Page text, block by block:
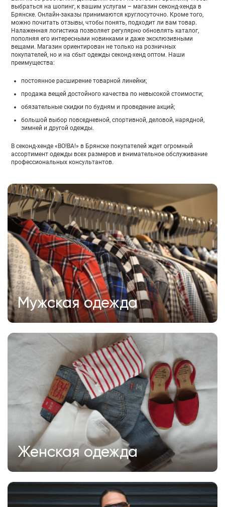
выбраться на шопинг, к вашим услугам – магазин секонд-хенда в
Брянске. Онлайн-заказы принимаются круглосуточно. Кроме того,
можно почитать отзывы, чтобы понять, подходит ли вам товар.
Налаженная логистика позволяет регулярно обновлять каталог,
пополняя его интересными новинками и даже эксклюзивными
вещами. Магазин ориентирован не только на розничных
покупателей, но и на сбыт одежды секонд-хенд оптом. Наши
преимущества:
постоянное расширение товарной линейки;
продажа вещей достойного качества по невысокой стоимости;
обязательные скидки по будням и проведение акций;
большой выбор повседневной, спортивной, деловой, нарядной,
зимней и другой одежды.
В секонд-хенде «ВО!ВА!» в Брянске покупателей ждет огромный
ассортимент одежды всех размеров и внимательное обслуживание
профессиональных консультантов.
Мужская одежда
Женская одежда